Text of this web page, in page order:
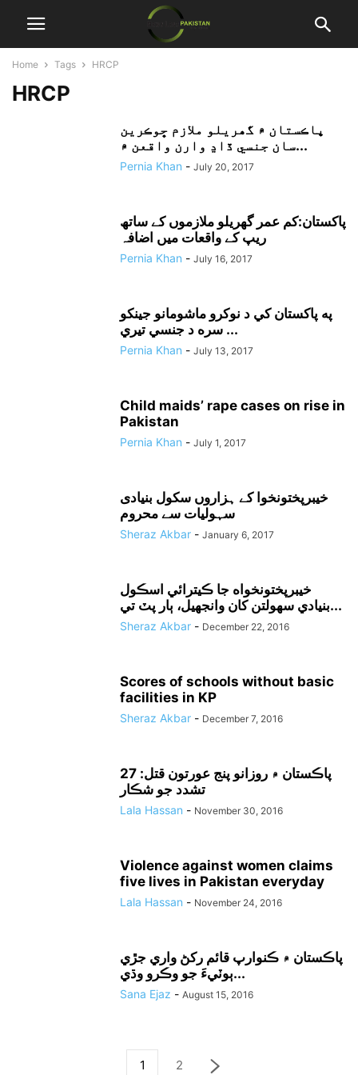
Home Tags HRCP
HRCP
پاڪستان ۾ گھريلو ملازم ڇوڪرين
سان جنسي ڏاڍ وارن واقعن ۾...
Pernia Khan - July 20, 2017
پاکستان:کم عمر گھریلو ملازموں کے ساتھ
ریپ کے واقعات میں اضافہ
Pernia Khan - July 16, 2017
په پاکستان کي د نوکرو ماشومانو جينکو
سره د جنسي تيري ...
Pernia Khan - July 13, 2017
Child maids’ rape cases on rise in
Pakistan
Pernia Khan - July 1, 2017
خیبرپختونخوا کے ہزاروں سکول بنیادی
سہولیات سے محروم
Sheraz Akbar - January 6, 2017
خيبرپختونخواه جا ڪيترائي اسڪول
بنيادي سهولتن کان وانجهيل، ٻار پٽ تي...
Sheraz Akbar - December 22, 2016
Scores of schools without basic
facilities in KP
Sheraz Akbar - December 7, 2016
پاڪستان ۾ روزانو پنج عورتون قتل: 27
تشدد جو شڪار
Lala Hassan - November 30, 2016
Violence against women claims
five lives in Pakistan everyday
Lala Hassan - November 24, 2016
پاڪستان ۾ ڪنوارپ قائم رکڻ واري جڙي
ٻوٽيءَ جو وڪرو وڌي...
Sana Ejaz - August 15, 2016
1 2